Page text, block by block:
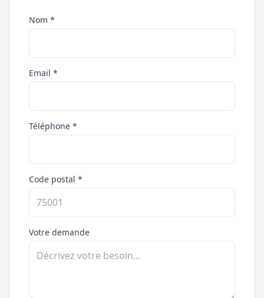
Nom *
Email *
Téléphone *
Code postal *
Votre demande